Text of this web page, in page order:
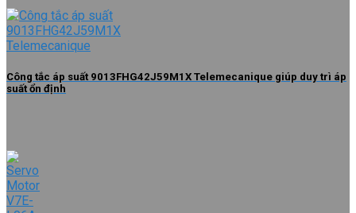
Công tắc áp suất 9013FHG42J59M1X Telemecanique giúp duy trì áp
suất ổn định